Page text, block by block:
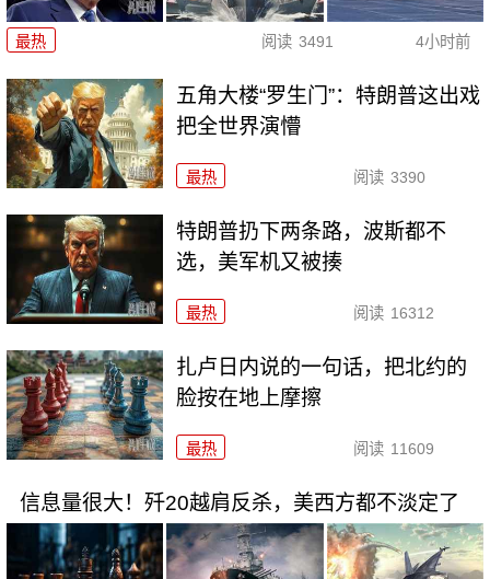
最热 阅读 3491 4小时前
五角大楼“罗生门”：特朗普这出戏
把全世界演懵
最热 阅读 3390
特朗普扔下两条路，波斯都不
选，美军机又被揍
最热 阅读 16312
扎卢日内说的一句话，把北约的
脸按在地上摩擦
最热 阅读 11609
信息量很大！歼20越肩反杀，美西方都不淡定了